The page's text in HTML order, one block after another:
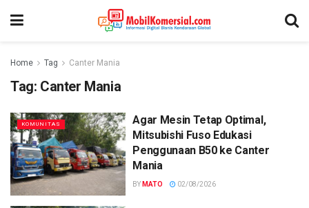
Home Tag Canter Mania
Tag: Canter Mania
KOMUNITAS
Agar Mesin Tetap Optimal,
Mitsubishi Fuso Edukasi
Penggunaan B50 ke Canter
Mania
BY MATO 02/08/2026